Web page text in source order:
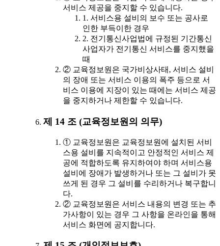
서비스 제공을 중지할 수 있습니다.
1. 서비스용 설비의 보수 또는 공사로
인한 부득이한 경우
2. 전기통신사업법에 규정된 기간통신
사업자가 전기통신 서비스를 중지했을
때
② 교육정보원은 국가비상사태, 서비스 설비
의 장애 또는 서비스 이용의 폭주 등으로 서
비스 이용에 지장이 있는 때에는 서비스 제공
을 중지하거나 제한할 수 있습니다.
제 14 조 (교육정보원의 의무)
① 교육정보원은 교육정보원에 설치된 서비
스용 설비를 지속적이고 안정적인 서비스 제
공에 적합하도록 유지하여야 하며 서비스용
설비에 장애가 발생하거나 또는 그 설비가 못
쓰게 된 경우 그 설비를 수리하거나 복구합니
다.
② 교육정보원은 서비스 내용의 변경 또는 추
가사항이 있는 경우 그 사항을 온라인을 통해
서비스 화면에 공지합니다.